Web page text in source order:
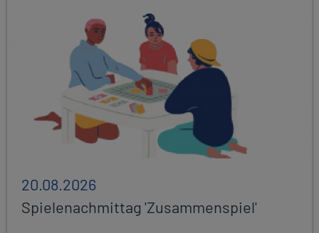
20.08.2026
Spielenachmittag 'Zusammenspiel'